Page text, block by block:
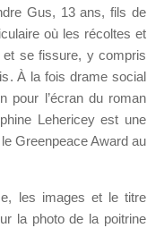
Gus, 13 ans, fils de
où les récoltes et
se fissure, y compris
À la fois drame social
pour l’écran du roman
Lehericey est une
Greenpeace Award au
les images et le titre
la photo de la poitrine